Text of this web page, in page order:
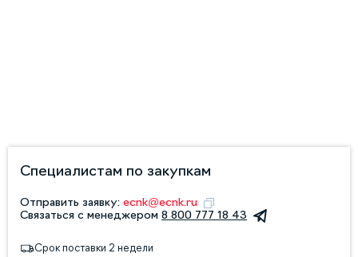
Специалистам по закупкам
Отправить заявку: ecnk@ecnk.ru
Связаться с менеджером 8 800 777 18 43
Срок поставки 2 недели